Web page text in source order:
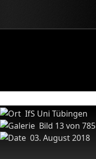
IfS Uni Tübingen
Bild 13 von
03. August 2018